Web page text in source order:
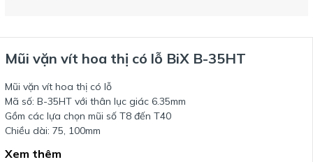
Mũi vặn vít hoa thị có lỗ BiX B-35HT
Mũi vặn vít hoa thị có lỗ
Mã số: B-35HT với thân lục giác 6.35mm
Gồm các lựa chọn mũi số T8 đến T40
Chiều dài: 75, 100mm
Xem thêm